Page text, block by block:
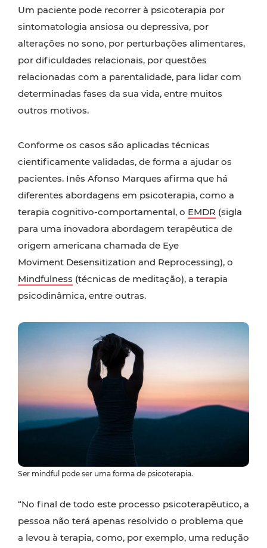
Um paciente pode recorrer à psicoterapia por
sintomatologia ansiosa ou depressiva, por
alterações no sono, por perturbações alimentares,
por dificuldades relacionais, por questões
relacionadas com a parentalidade, para lidar com
determinadas fases da sua vida, entre muitos
outros motivos.
Conforme os casos são aplicadas técnicas
cientificamente validadas, de forma a ajudar os
pacientes. Inês Afonso Marques afirma que há
diferentes abordagens em psicoterapia, como a
terapia cognitivo-comportamental, o EMDR (sigla
para uma inovadora abordagem terapêutica de
origem americana chamada de Eye
Moviment Desensitization and Reprocessing), o
Mindfulness (técnicas de meditação), a terapia
psicodinâmica, entre outras.
Ser mindful pode ser uma forma de psicoterapia.
“No final de todo este processo psicoterapêutico, a
pessoa não terá apenas resolvido o problema que
a levou à terapia, como, por exemplo, uma redução